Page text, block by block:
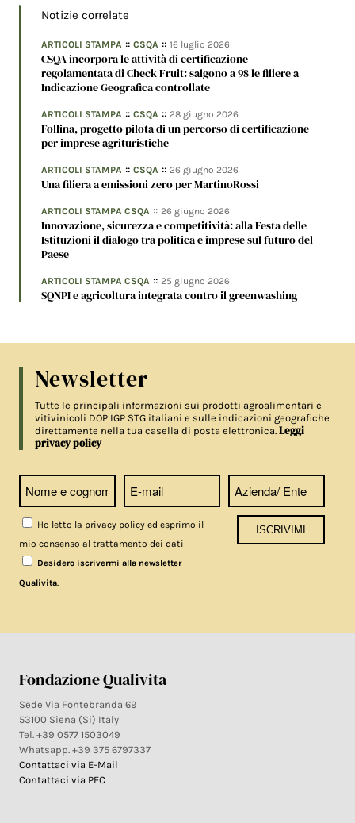
Notizie correlate
ARTICOLI STAMPA ::CSQA ::16 luglio 2026
CSQA incorpora le attività di certificazione
regolamentata di Check Fruit: salgono a 98 le filiere a
Indicazione Geografica controllate
ARTICOLI STAMPA ::CSQA ::28 giugno 2026
Follina, progetto pilota di un percorso di certificazione
per imprese agrituristiche
ARTICOLI STAMPA ::CSQA ::26 giugno 2026
Una filiera a emissioni zero per MartinoRossi
ARTICOLI STAMPA CSQA ::26 giugno 2026
Innovazione, sicurezza e competitività: alla Festa delle
Istituzioni il dialogo tra politica e imprese sul futuro del
Paese
ARTICOLI STAMPA CSQA ::25 giugno 2026
SQNPI e agricoltura integrata contro il greenwashing
Newsletter
Tutte le principali informazioni sui prodotti agroalimentari e
vitivinicoli DOP IGP STG italiani e sulle indicazioni geografiche
direttamente nella tua casella di posta elettronica.Leggi
privacy policy
Ho letto la privacy policy ed esprimo il
mio consenso al trattamento dei dati
Desidero iscrivermi alla newsletter
Qualivita.
Fondazione Qualivita
Sede Via Fontebranda 69
53100 Siena (Si) Italy
Tel. +39 0577 1503049
Whatsapp. +39 375 6797337
Contattaci via E-Mail
Contattaci via PEC